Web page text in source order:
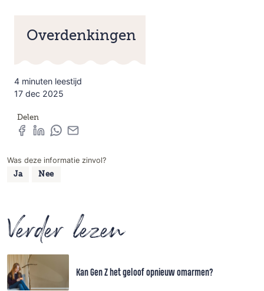
Overdenkingen
4 minuten leestijd
17 dec 2025
Delen
Was deze informatie zinvol?
Ja Nee
Verder lezen
Kan Gen Z het geloof opnieuw omarmen?